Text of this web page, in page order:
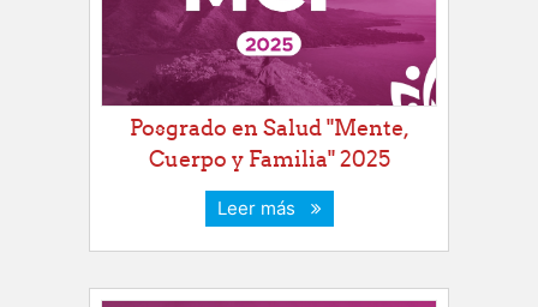
Posgrado en Salud "Mente,
Cuerpo y Familia" 2025
Leer más